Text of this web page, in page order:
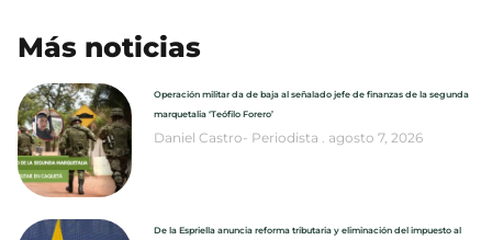
Más noticias
Operación militar da de baja al señalado jefe de finanzas de la segunda
marquetalia ‘Teófilo Forero’
Daniel Castro- Periodista agosto 7, 2026
De la Espriella anuncia reforma tributaria y eliminación del impuesto al